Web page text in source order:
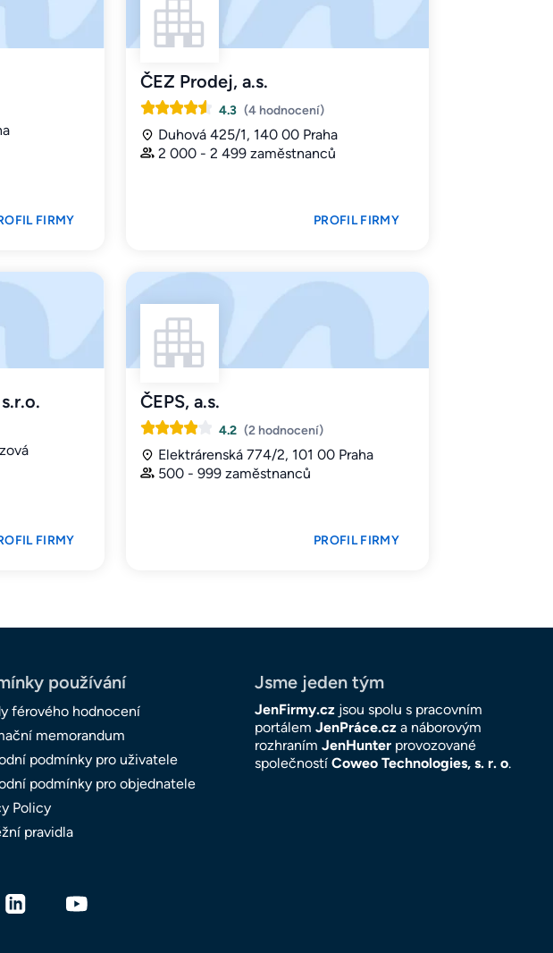
FIRMY
ČEZ Prodej, a.s.
4.3 (4 hodnocení)
Duhová 425/1, 140 00 Praha
2 000 - 2 499 zaměstnanců
PROFIL FIRMY
FIRMY
ČEPS, a.s.
4.2 (2 hodnocení)
Elektrárenská 774/2, 101 00 Praha
500 - 999 zaměstnanců
PROFIL FIRMY
používání
férového hodnocení
memorandum
podmínky pro uživatele
podmínky pro objednatele
Policy
pravidla
Jsme jeden tým
JenFirmy.cz jsou spolu s pracovním
portálem JenPráce.cz a náborovým
rozhraním JenHunter provozované
společností Coweo Technologies, s. r. o.